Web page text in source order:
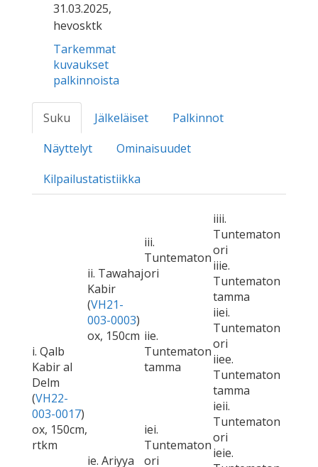
31.03.2025,
hevosktk
Tarkemmat
kuvaukset
palkinnoista
Suku Jälkeläiset
Palkinnot
Näyttelyt
Ominaisuudet
Kilpailustatistiikka
i. Qalb
Kabir al
Delm
(VH22-
003-0017)
ox, 150cm,
rtkm
ii. Tawahaj
Kabir
(VH21-
003-0003)
ox, 150cm
iii.
Tuntematon
ori
iiii.
Tuntematon
ori
iiie.
Tuntematon
tamma
iie.
Tuntematon
tamma
iiei.
Tuntematon
ori
iiee.
Tuntematon
tamma
ie. Ariyya
iei.
Tuntematon
ori
ieii.
Tuntematon
ori
ieie.